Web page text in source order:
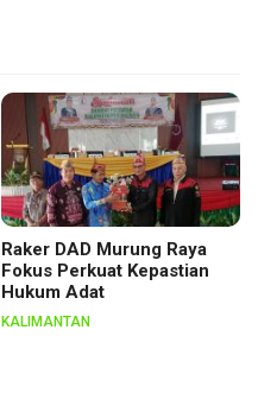
Raker DAD Murung Raya
Fokus Perkuat Kepastian
Hukum Adat
KALIMANTAN